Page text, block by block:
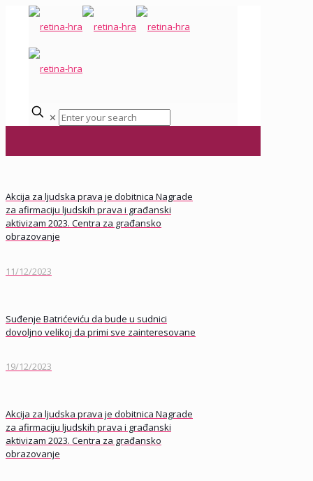
✕
Akcija za ljudska prava je dobitnica Nagrade
za afirmaciju ljudskih prava i građanski
aktivizam 2023. Centra za građansko
obrazovanje
11/12/2023
Suđenje Batrićeviću da bude u sudnici
dovoljno velikoj da primi sve zainteresovane
19/12/2023
Akcija za ljudska prava je dobitnica Nagrade
za afirmaciju ljudskih prava i građanski
aktivizam 2023. Centra za građansko
obrazovanje